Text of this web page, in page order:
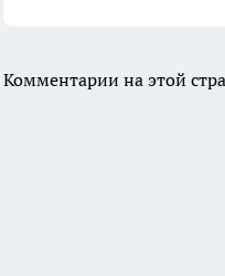
Комментарии на этой